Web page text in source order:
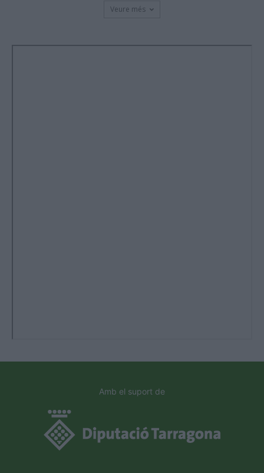
Veure més
Amb el suport de